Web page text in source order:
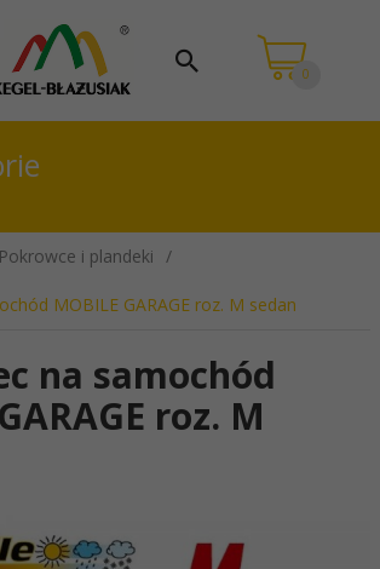
0
Pokrowce i plandeki
MOBILE GARAGE roz. M sedan
na samochód
roz. M